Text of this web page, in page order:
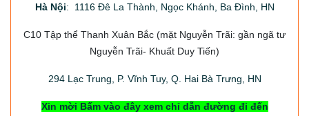
Hà Nội: 1116 Đê La Thành, Ngọc Khánh, Ba Đình, HN
C10 Tập thể Thanh Xuân Bắc (mặt Nguyễn Trãi: gần ngã tư
Nguyễn Trãi- Khuất Duy Tiến)
294Lạc Trung, P. Vĩnh Tuy, Q. Hai Bà Trưng, HN
Xin mời Bấm vào đây xem chỉ dẫn đường đi đến